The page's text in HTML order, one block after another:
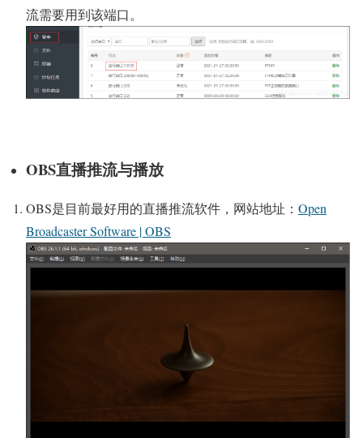
流需要用到该端口。
OBS直播推流与播放
OBS是目前最好用的直播推流软件，网站地址： Open
Broadcaster Software | OBS